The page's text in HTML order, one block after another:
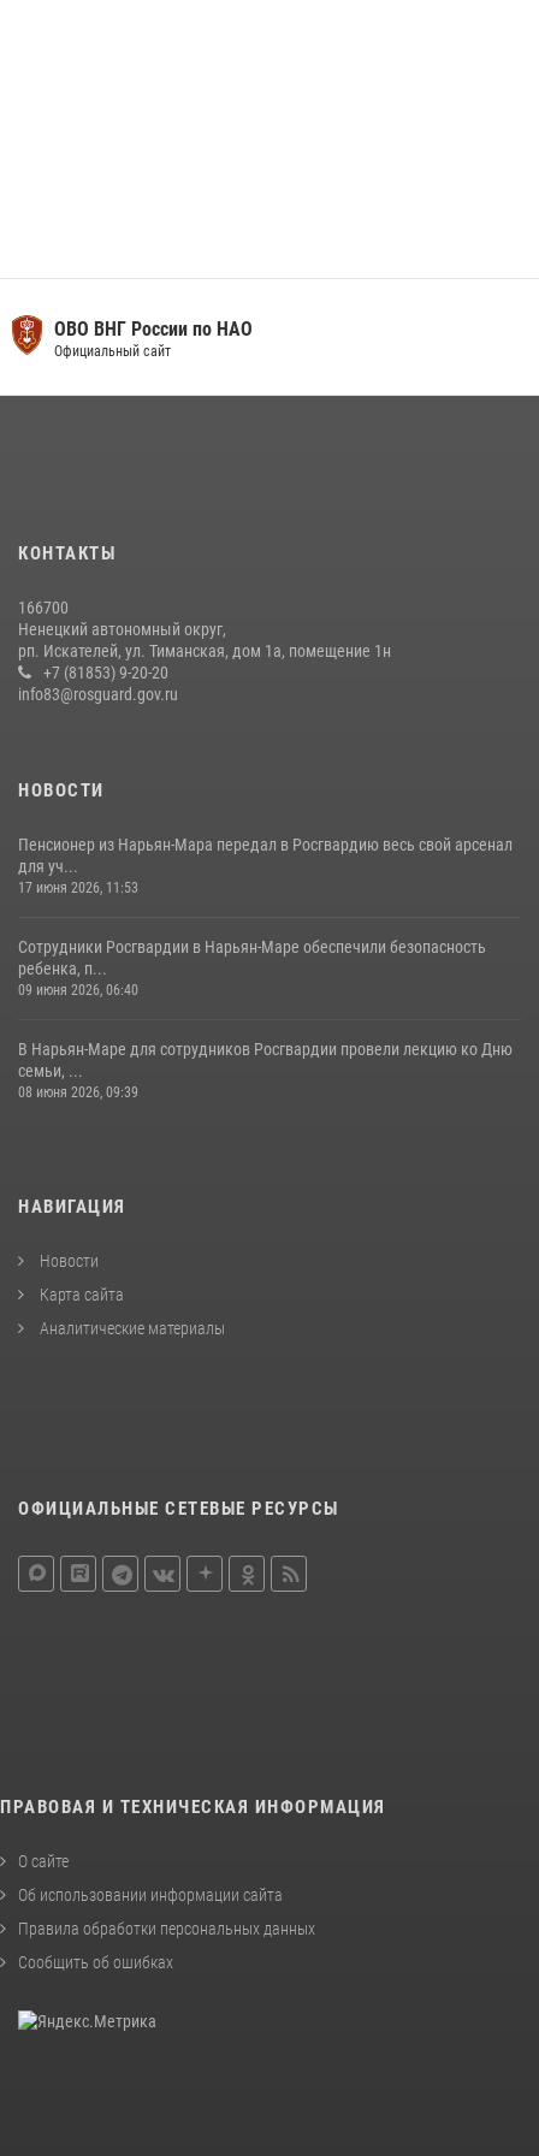
ОВО ВНГ России по НАО
Официальный сайт
КОНТАКТЫ
166700
Ненецкий автономный округ,
рп. Искателей, ул. Тиманская, дом 1а, помещение 1н
+7 (81853) 9-20-20
info83@rosguard.gov.ru
НОВОСТИ
Пенсионер из Нарьян-Мара передал в Росгвардию весь свой арсенал
для уч...
17 июня 2026, 11:53
Сотрудники Росгвардии в Нарьян-Маре обеспечили безопасность
ребенка, п...
09 июня 2026, 06:40
В Нарьян-Маре для сотрудников Росгвардии провели лекцию ко Дню
семьи, ...
08 июня 2026, 09:39
НАВИГАЦИЯ
Новости
Карта сайта
Аналитические материалы
ОФИЦИАЛЬНЫЕ СЕТЕВЫЕ РЕСУРСЫ
ПРАВОВАЯ И ТЕХНИЧЕСКАЯ ИНФОРМАЦИЯ
О сайте
Об использовании информации сайта
Правила обработки персональных данных
Сообщить об ошибках